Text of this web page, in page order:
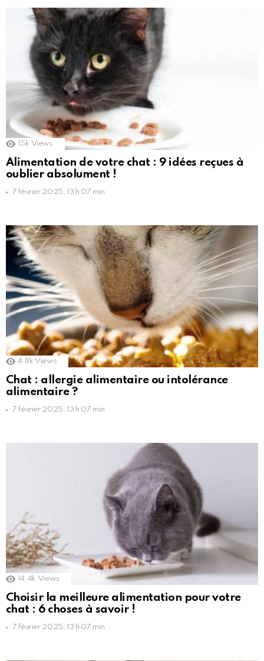
15k Views
Alimentation de votre chat : 9 idées reçues à
oublier absolument !
7 février 2025, 13 h 07 min
4.8k Views
Chat : allergie alimentaire ou intolérance
alimentaire ?
7 février 2025, 13 h 07 min
14.4k Views
Choisir la meilleure alimentation pour votre
chat : 6 choses à savoir !
7 février 2025, 13 h 07 min